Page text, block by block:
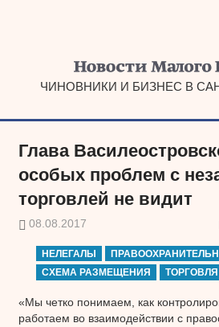
ЧИНОВНИКИ И БИЗНЕС В
Глава
особых проблем с
торговлей не видит
08.08.2017
НЕЛЕГАЛЫ
СХЕМА РАЗМЕЩЕНИЯ
ТОРГОВЛЯ
«Мы четко понимаем, как
работаем во взаимодействии с